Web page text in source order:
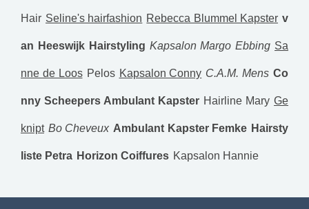
Hair Seline's hairfashion Rebecca Blummel Kapster v
an Heeswijk Hairstyling Kapsalon Margo Ebbing Sa
nne de Loos Pelos Kapsalon Conny C.A.M. Mens Co
nny Scheepers Ambulant Kapster Hairline Mary Ge
knipt Bo Cheveux Ambulant Kapster Femke Hairsty
liste Petra Horizon Coiffures Kapsalon Hannie